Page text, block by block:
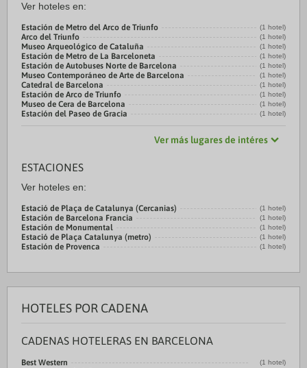
Ver hoteles en:
Estación de Metro del Arco de Triunfo (1 hotel)
Arco del Triunfo (1 hotel)
Museo Arqueológico de Cataluña (1 hotel)
Estación de Metro de La Barceloneta (1 hotel)
Estación de Autobuses Norte de Barcelona (1 hotel)
Museo Contemporáneo de Arte de Barcelona (1 hotel)
Catedral de Barcelona (1 hotel)
Estación de Arco de Triunfo (1 hotel)
Museo de Cera de Barcelona (1 hotel)
Estación del Paseo de Gracia (1 hotel)
Ver más lugares de intéres
ESTACIONES
Ver hoteles en:
Estació de Plaça de Catalunya (Cercanias) (1 hotel)
Estación de Barcelona Francia (1 hotel)
Estación de Monumental (1 hotel)
Estació de Plaça Catalunya (metro) (1 hotel)
Estación de Provenca (1 hotel)
HOTELES POR CADENA
CADENAS HOTELERAS EN BARCELONA
Best Western (1 hotel)